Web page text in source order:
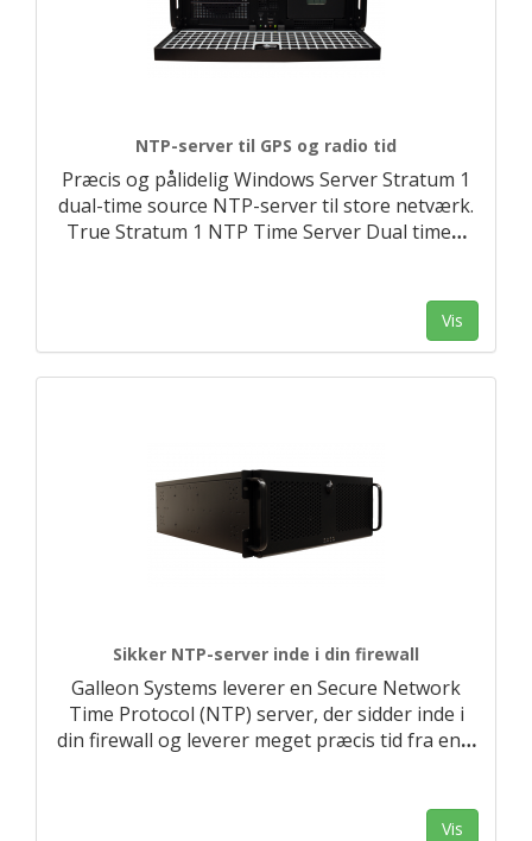
NTP-server til GPS og radio tid
Præcis og pålidelig Windows Server Stratum 1
dual-time source NTP-server til store netværk.
True Stratum 1 NTP Time Server Dual time…
Vis
Sikker NTP-server inde i din firewall
Galleon Systems leverer en Secure Network
Time Protocol (NTP) server, der sidder inde i
din firewall og leverer meget præcis tid fra en…
Vis